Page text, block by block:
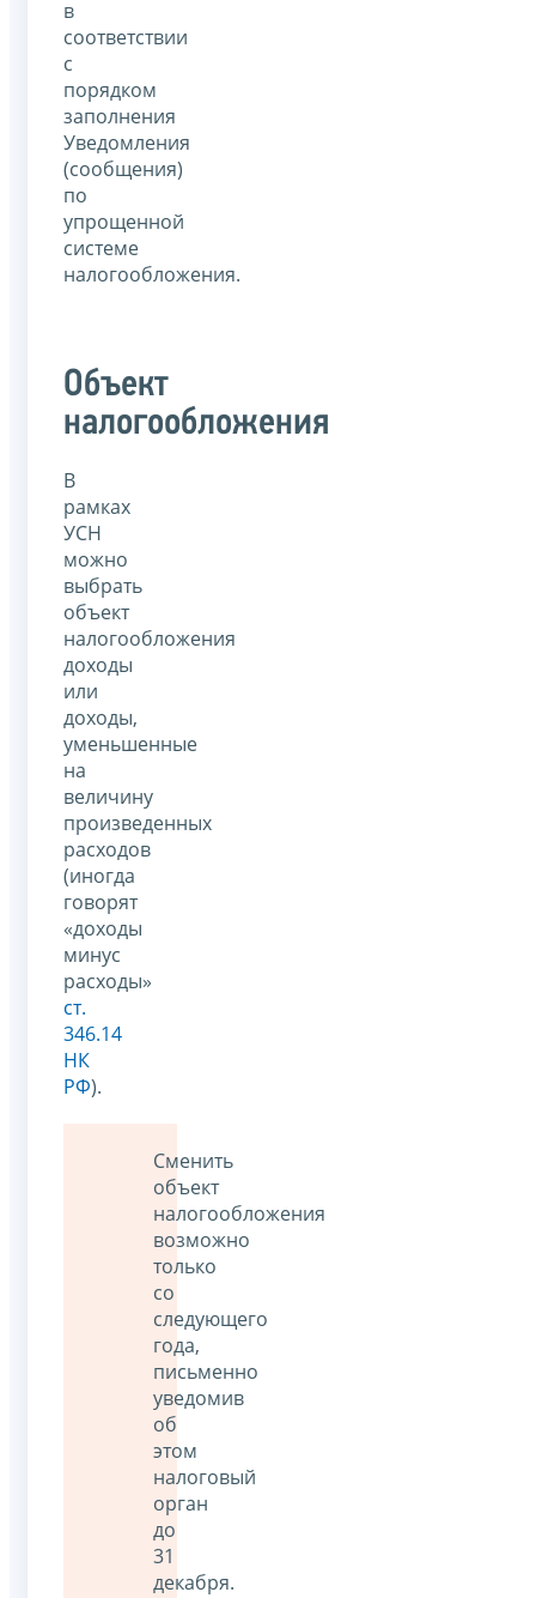
в
соответствии
с
порядком
заполнения
Уведомления
(сообщения)
по
упрощенной
системе
налогообложения.
Объект
налогообложения
В
рамках
УСН
можно
выбрать
объект
налогообложения
доходы
или
доходы,
уменьшенные
на
величину
произведенных
расходов
(иногда
говорят
«доходы
минус
расходы»
ст.
346.14
НК
РФ).
Сменить
объект
налогообложения
возможно
только
со
следующего
года,
письменно
уведомив
об
этом
налоговый
орган
до
31
декабря.